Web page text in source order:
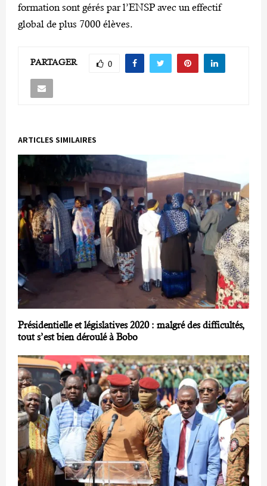
formation sont gérés par l’ENSP avec un effectif
global de plus 7000 élèves.
PARTAGER 0
ARTICLES SIMILAIRES
Présidentielle et législatives 2020 : malgré des difficultés,
tout s’est bien déroulé à Bobo